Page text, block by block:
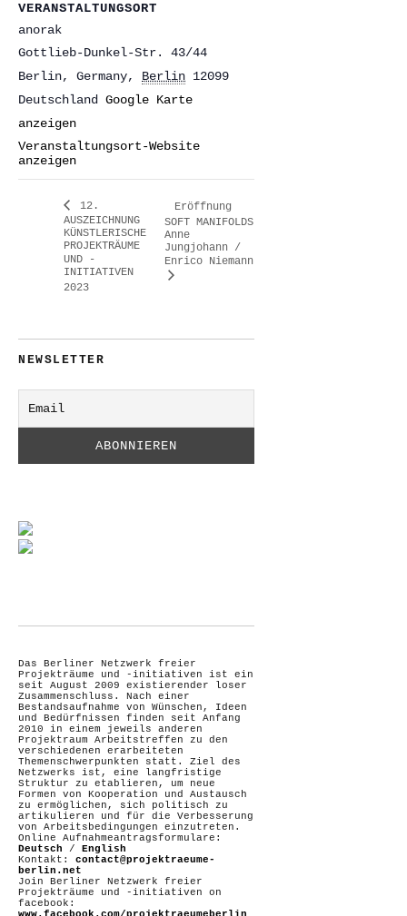
VERANSTALTUNGSORT
anorak
Gottlieb-Dunkel-Str. 43/44
Berlin, Germany, Berlin 12099
Deutschland
Google Karte
anzeigen
Veranstaltungsort-Website
anzeigen
12.
AUSZEICHNUNG
KÜNSTLERISCHE
PROJEKTRÄUME
UND -
INITIATIVEN
2023
Eröffnung
SOFT MANIFOLDS
Anne
Jungjohann /
Enrico Niemann
NEWSLETTER
Das Berliner Netzwerk freier
Projekträume und -initiativen ist ein
seit August 2009 existierender loser
Zusammenschluss. Nach einer
Bestandsaufnahme von Wünschen, Ideen
und Bedürfnissen finden seit Anfang
2010 in einem jeweils anderen
Projektraum Arbeitstreffen zu den
verschiedenen erarbeiteten
Themenschwerpunkten statt. Ziel des
Netzwerks ist, eine langfristige
Struktur zu etablieren, um neue
Formen von Kooperation und Austausch
zu ermöglichen, sich politisch zu
artikulieren und für die Verbesserung
von Arbeitsbedingungen einzutreten.
Online Aufnahmeantragsformulare:
Deutsch / English
Kontakt: contact@projektraeume-
berlin.net
Join Berliner Netzwerk freier
Projekträume und -initiativen on
facebook: